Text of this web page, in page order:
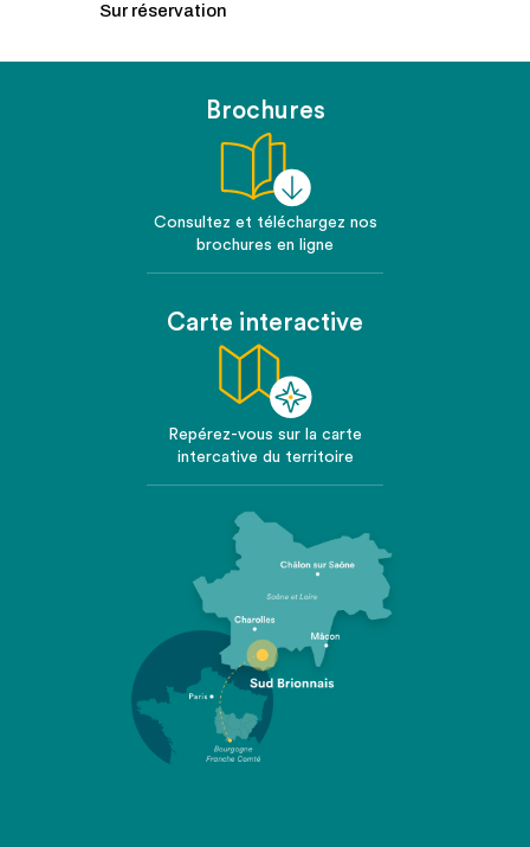
Sur réservation
Brochures
Consultez et téléchargez nos
brochures en ligne
Carte interactive
Repérez-vous sur la carte
intercative du territoire